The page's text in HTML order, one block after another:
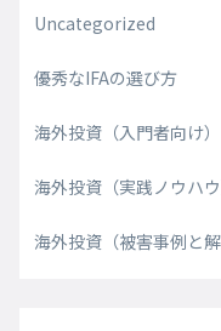
Uncategorized
優秀なIFAの選び方
海外投資（入門者向け）
海外投資（実践ノウハウ
海外投資（被害事例と解